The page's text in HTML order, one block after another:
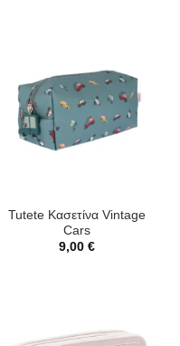
Tutete Κασετίνα Vintage
Cars
9,00 €